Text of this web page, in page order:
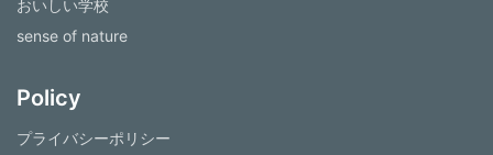
おいしい学校
sense of nature
Policy
プライバシーポリシー